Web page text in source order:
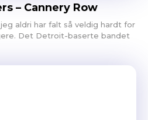
– Cannery Row
aldri har falt så veldig hardt for
Det Detroit-baserte bandet